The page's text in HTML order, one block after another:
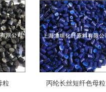
粒 丙纶长丝短纤色母粒